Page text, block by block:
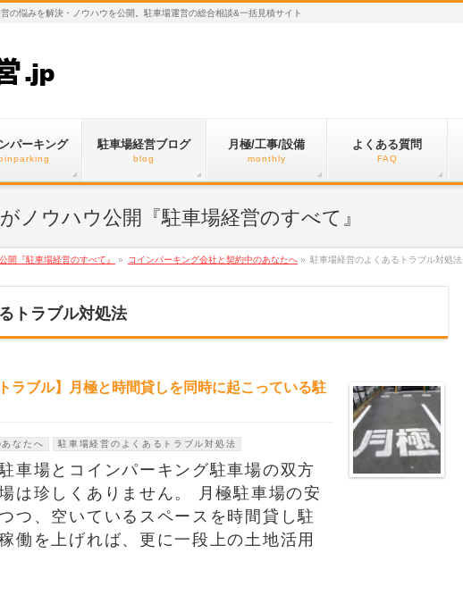
の悩みを解決・ノウハウを公開。駐車場運営の総合相談&一括見積サイト
パーキング 駐車場経営ブログ
blog
月極/工事/設備
monthly
よくある質問
FAQ
ノウハウ公開『駐車場経営のすべて』
開『駐車場経営のすべて』 » コインパーキング会社と契約中のあなたへ » 駐車場経営のよくあるトラブル対処法
トラブル対処法
ラブル】月極と時間貸しを同時に起こっている駐
なたへ 駐車場経営のよくあるトラブル対処法
車場とコインパーキング駐車場の双方
は珍しくありません。 月極駐車場の安
つ、空いているスペースを時間貸し駐
働を上げれば、更に一段上の土地活用